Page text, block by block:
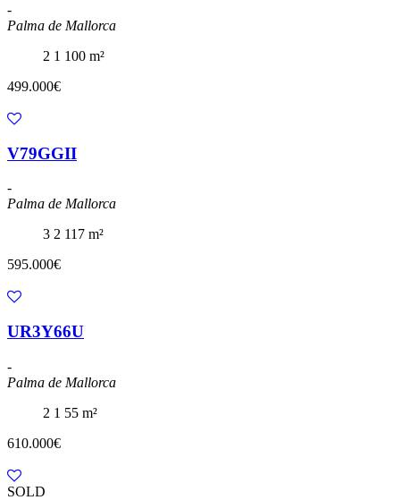
-
Palma de Mallorca
2 1 100 m²
499.000€
V79GGII
-
Palma de Mallorca
3 2 117 m²
595.000€
UR3Y66U
-
Palma de Mallorca
2 1 55 m²
610.000€
SOLD